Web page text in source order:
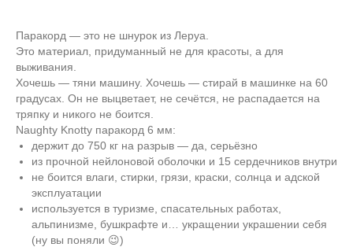
Паракорд — это не шнурок из Леруа.
Это материал, придуманный не для красоты, а для
выживания.
Хочешь — тяни машину. Хочешь — стирай в машинке на 60
градусах. Он не выцветает, не сечётся, не распадается на
тряпку и никого не боится.
Naughty Knotty паракорд 6 мм:
держит до 750 кг на разрыв — да, серьёзно
из прочной нейлоновой оболочки и 15 сердечников внутри
не боится влаги, стирки, грязи, краски, солнца и адской
эксплуатации
используется в туризме, спасательных работах,
альпинизме, бушкрафте и… укращении украшении себя
(ну вы поняли 😉)